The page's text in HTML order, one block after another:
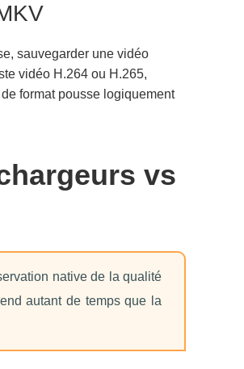
sauvegarder une vidéo
vidéo H.264 ou H.265,
format pousse logiquement
vs
native de la qualité
autant de temps que la